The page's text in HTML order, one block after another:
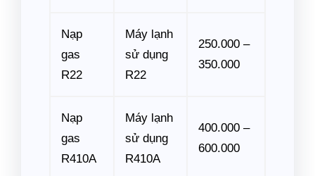
Nạp
gas
R22
Máy lạnh
sử dụng
R22
250.000 –
350.000
Nạp
gas
R410A
Máy lạnh
sử dụng
R410A
400.000 –
600.000